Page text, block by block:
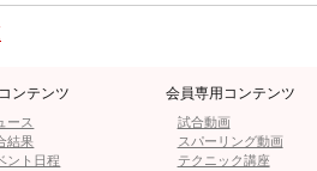
ォト】ケイトが計量で縦割れ腹筋
1
ンテンツ
ース
結果
ント日程
会員専用コンテンツ
試合動画
スパーリング動画
テクニック講座